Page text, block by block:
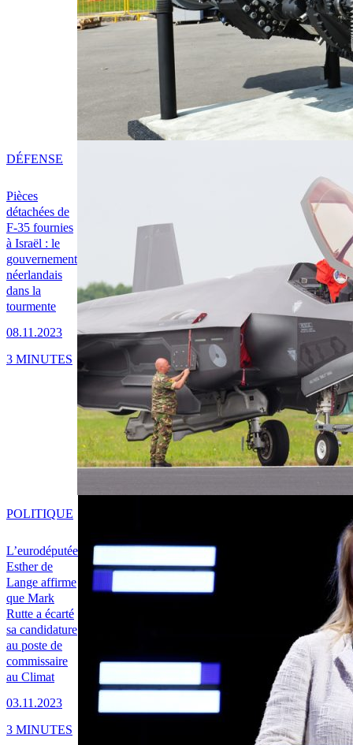
Pièces
détachées de
F-35 fournies
à Israël : le
gouvernement
néerlandais
dans la
tourmente
08.11.2023
DÉFENSE
3 MINUTES
L’eurodéputée
Esther de
Lange affirme
que Mark
Rutte a écarté
sa candidature
au poste de
commissaire
au Climat
03.11.2023
POLITIQUE
3 MINUTES